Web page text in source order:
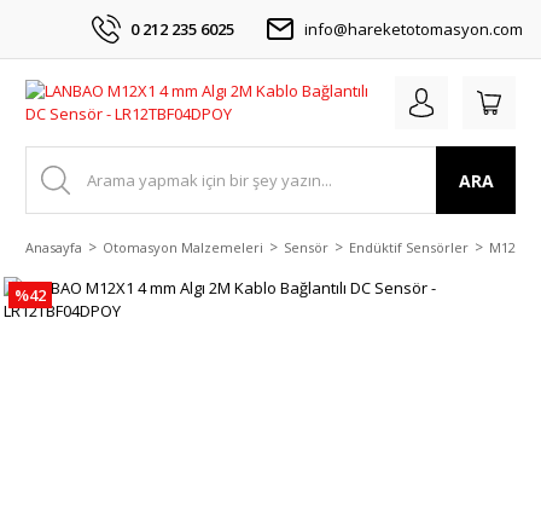
0 212 235 6025 info@hareketotomasyon.com
ARA
Anasayfa Otomasyon Malzemeleri Sensör Endüktif Sensörler M12
%42